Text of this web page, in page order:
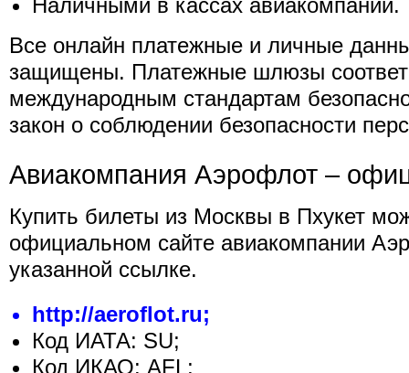
Наличными в кассах авиакомпании.
Все онлайн платежные и личные
защищены. Платежные шлюзы
международным стандартам
закон о соблюдении безопасности
Авиакомпания Аэрофлот –
Купить билеты из Москвы в Пхукет
официальном сайте авиакомпании
указанной ссылке.
http://aeroflot.ru;
Код ИАТА: SU;
Код ИКАО: AFL;